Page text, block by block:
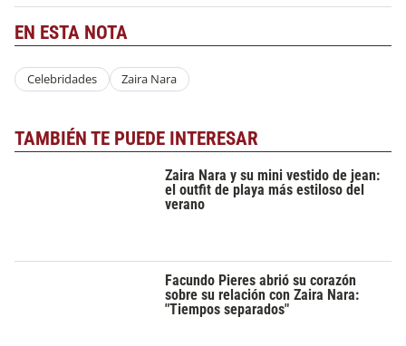
EN ESTA NOTA
Celebridades Zaira Nara
TAMBIÉN TE PUEDE INTERESAR
Zaira Nara y su mini vestido de jean:
el outfit de playa más estiloso del
verano
Facundo Pieres abrió su corazón
sobre su relación con Zaira Nara:
"Tiempos separados"